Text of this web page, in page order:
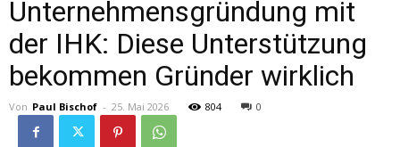
Unternehmensgründung mit
der IHK: Diese Unterstützung
bekommen Gründer wirklich
Von Paul Bischof - 25. Mai 2026 804 0